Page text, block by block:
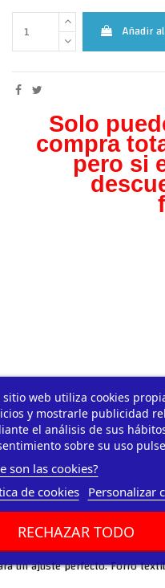
sitio web utiliza cookies
y mostrarle publicidad
el análisis de sus
sobre su uso
son las cookies?
de cookies
Personalizar
RECHAZAR TODO
Añadir
Solo
compra
pero si
un ajuste perfecto. Forro